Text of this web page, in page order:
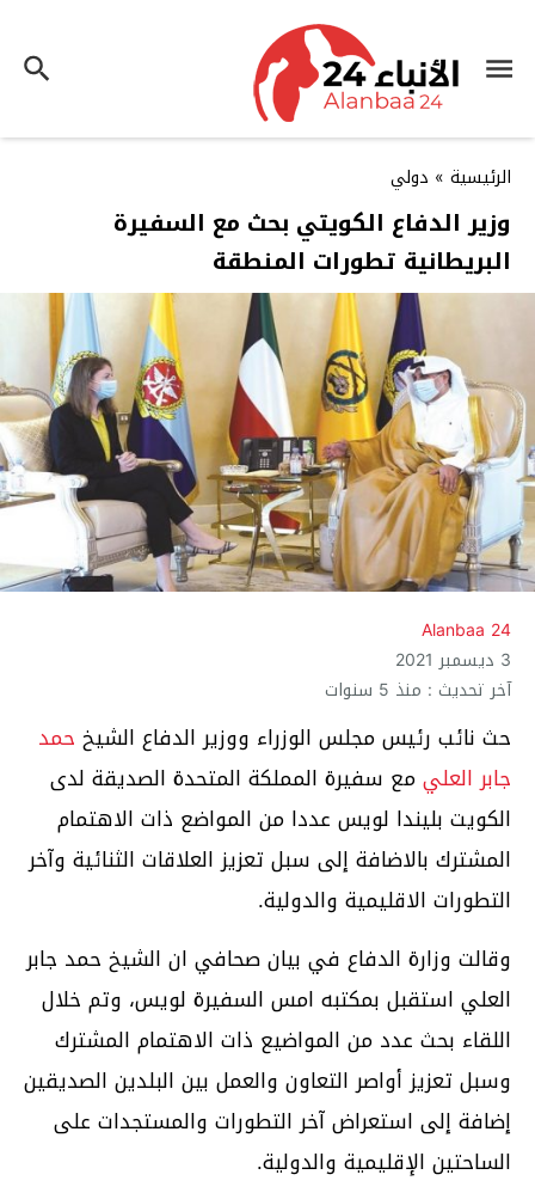
الرئيسية » دولي
وزير الدفاع الكويتي بحث مع السفيرة
البريطانية تطورات المنطقة
Alanbaa 24
3 ديسمبر 2021
آخر تحديث : منذ 5 سنوات
حث نائب رئيس مجلس الوزراء ووزير الدفاع الشيخ حمد
جابر العليمع سفيرة المملكة المتحدة الصديقة لدى
الكويت بليندا لويس عددا من المواضع ذات الاهتمام
المشترك بالاضافة إلى سبل تعزيز العلاقات الثنائية وآخر
التطورات الاقليمية والدولية.
وقالت وزارة الدفاع في بيان صحافي ان الشيخ حمد جابر
العلي استقبل بمكتبه امس السفيرة لويس، وتم خلال
اللقاء بحث عدد من المواضيع ذات الاهتمام المشترك
وسبل تعزيز أواصر التعاون والعمل بين البلدين الصديقين
إضافة إلى استعراض آخر التطورات والمستجدات على
الساحتين الإقليمية والدولية.